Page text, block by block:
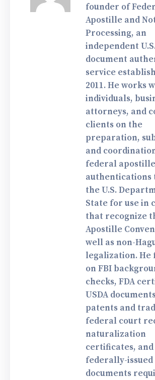
founder of
Apostille and
Processing, an
independent
document
service
2011. He works
individuals,
attorneys, and
clients on the
preparation,
and
federal
authentications
the U.S.
State for use in
that recognize
Apostille
well as non-
legalization. He
on FBI
checks, FDA
USDA
patents and
federal court
naturalization
certificates,
federally-issued
documents